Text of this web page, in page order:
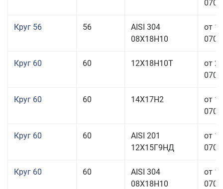
Круг 56 56
AISI 304
08Х18Н10
от
Круг 60 60 12Х18Н10Т
от
Круг 60 60 14Х17Н2
от
Круг 60 60
AISI 201
12Х15Г9НД
от
Круг 60 60
AISI 304
08Х18Н10
от